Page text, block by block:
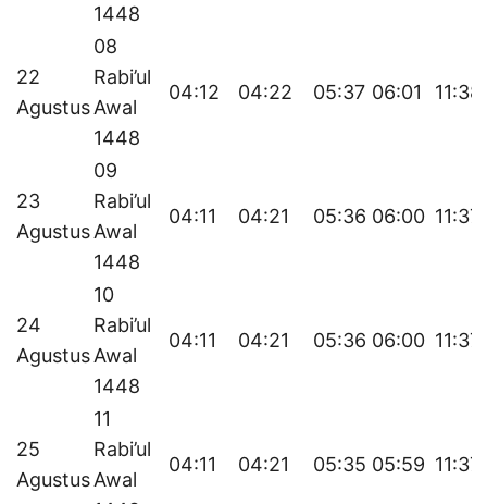
1448
22
Agustus
08
Rabi’ul
Awal
1448
04:12 04:22 05:37 06:01 11:38
23
Agustus
09
Rabi’ul
Awal
1448
04:11 04:21 05:36 06:00 11:37
24
Agustus
10
Rabi’ul
Awal
1448
04:11 04:21 05:36 06:00 11:37
25
Agustus
11
Rabi’ul
Awal
04:11 04:21 05:35 05:59 11:37